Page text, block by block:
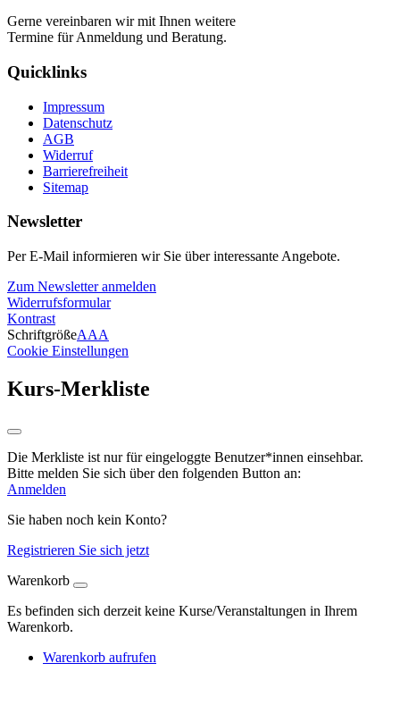
Gerne vereinbaren wir mit Ihnen weitere
Termine für Anmeldung und Beratung.
Quicklinks
Impressum
Datenschutz
AGB
Widerruf
Barrierefreiheit
Sitemap
Newsletter
Per E-Mail informieren wir Sie über interessante Angebote.
Zum Newsletter anmelden
Widerrufsformular
Kontrast
SchriftgrößeAAA
Cookie Einstellungen
Kurs-Merkliste
Die Merkliste ist nur für eingeloggte Benutzer*innen einsehbar.
Bitte melden Sie sich über den folgenden Button an:
Anmelden
Sie haben noch kein Konto?
Registrieren Sie sich jetzt
Warenkorb
Es befinden sich derzeit keine Kurse/Veranstaltungen in Ihrem
Warenkorb.
Warenkorb aufrufen